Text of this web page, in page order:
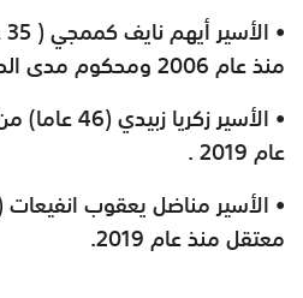
منذ عام 2006 ومحكوم مدى الحياة.
• الأسير
عام 2019 .
معتقل منذ عام 2019.